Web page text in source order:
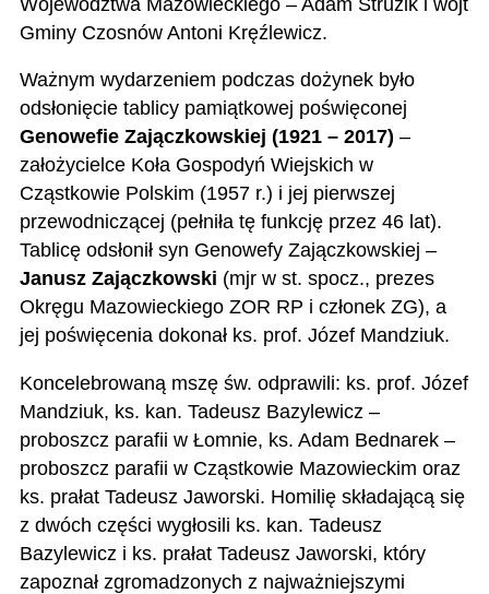
Gminy Czosnów Antoni Kręźlewicz.
Ważnym wydarzeniem podczas dożynek było
odsłonięcie tablicy pamiątkowej poświęconej
Genowefie Zajączkowskiej (1921 – 2017) –
założycielce Koła Gospodyń Wiejskich w
Cząstkowie Polskim (1957 r.) i jej pierwszej
przewodniczącej (pełniła tę funkcję przez 46 lat).
Tablicę odsłonił syn Genowefy Zajączkowskiej –
Janusz Zajączkowski (mjr w st. spocz., prezes
Okręgu Mazowieckiego ZOR RP i członek ZG), a
jej poświęcenia dokonał ks. prof. Józef Mandziuk.
Koncelebrowaną mszę św. odprawili: ks. prof. Józef
Mandziuk, ks. kan. Tadeusz Bazylewicz –
proboszcz parafii w Łomnie, ks. Adam Bednarek –
proboszcz parafii w Cząstkowie Mazowieckim oraz
ks. prałat Tadeusz Jaworski. Homilię składającą się
z dwóch części wygłosili ks. kan. Tadeusz
Bazylewicz i ks. prałat Tadeusz Jaworski, który
zapoznał zgromadzonych z najważniejszymi